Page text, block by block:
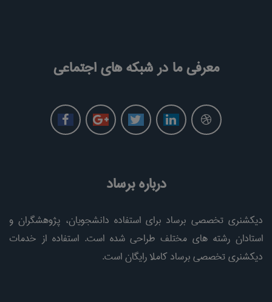
معرفی ما در شبکه های اجتماعی
درباره برساد
دیکشنری تخصصی برساد برای استفاده دانشجویان، پژوهشگران و
استادان رشته های مختلف طراحی شده است. استفاده از خدمات
دیکشنری تخصصی برساد کاملا رایگان است.